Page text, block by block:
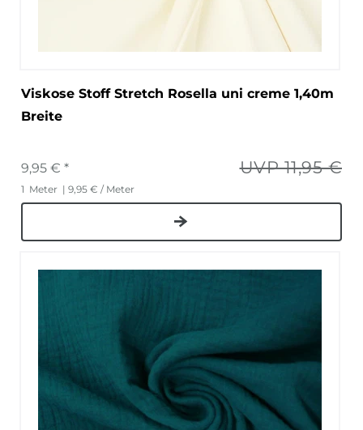
Viskose Stoff Stretch Rosella uni creme 1,40m
Breite
UVP 11,95 €
9,95 € *
1 Meter | 9,95 € / Meter